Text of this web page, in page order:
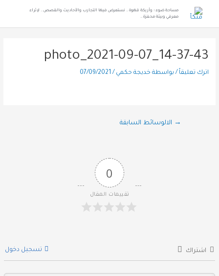
مساحة ضوء ؛ وأريكة قهوة .. نستعرض فيها التجارب والأحاديث والقصص .. لإثراء
معرفي وبيئة محفزة ..
photo_2021-09-07_14-37-43
اترك تعليقاً / بواسطة خديجة حكمي/
07/09/2021
→ الالوسائط السابقة
0
تقييمات المقال
اشتراك تسجيل دخول